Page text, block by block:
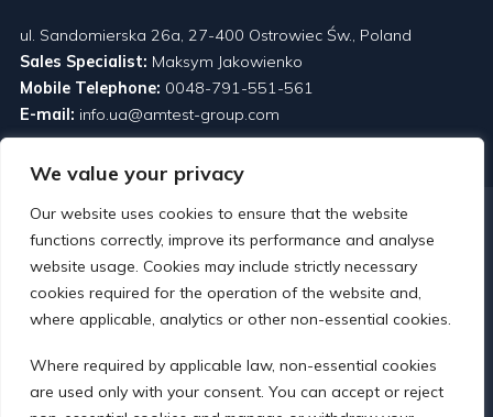
We value your privacy
Our website uses cookies to ensure that the website
functions correctly, improve its performance and analyse
website usage. Cookies may include strictly necessary
cookies required for the operation of the website and,
where applicable, analytics or other non-essential cookies.
Where required by applicable law, non-essential cookies
are used only with your consent. You can accept or reject
ul. Sandomierska 26a, 27-400 Ostrowiec Św., Poland
Sales Specialist: Maksym Jakowienko
Mobile Telephone: 0048-791-551-561
E-mail: info.ua@amtest-group.com
Links
O nas